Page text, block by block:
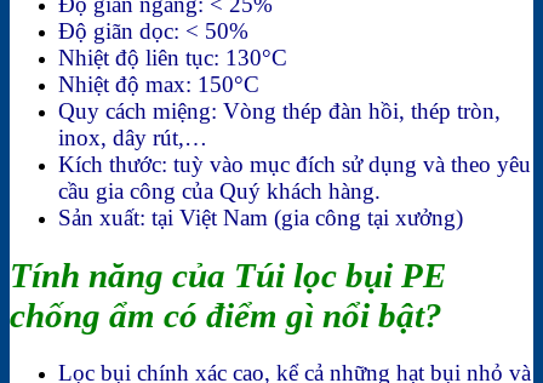
Độ giãn dọc: < 50%
Nhiệt độ liên tục: 130°C
Nhiệt độ max: 150°C
Quy cách miệng: Vòng thép đàn hồi, thép tròn,
inox, dây rút,…
Kích thước: tuỳ vào mục đích sử dụng và theo yêu
cầu gia công của Quý khách hàng.
Sản xuất: tại Việt Nam (gia công tại xưởng)
Tính năng của Túi lọc bụi PE
chống ẩm có điểm gì nổi bật?
Lọc bụi chính xác cao, kể cả những hạt bụi nhỏ và